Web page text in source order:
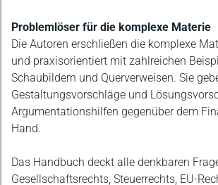
Problemlöser für die komplexe Materie
Die Autoren erschließen die komplexe
und praxisorientiert mit zahlreichen
Schaubildern und Querverweisen. Sie
Gestaltungsvorschläge und
Argumentationshilfen gegenüber dem
Hand.
Das Handbuch deckt alle denkbaren
Gesellschaftsrechts, Steuerrechts, EU-